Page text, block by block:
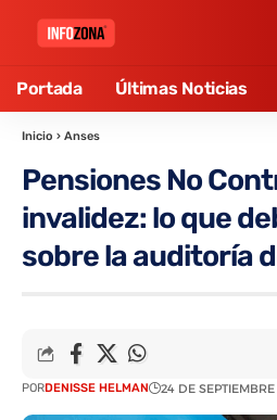
Portada Últimas Noticias
Inicio › Anses
Pensiones No
invalidez: lo que
sobre la auditoría
PORDENISSE HELMAN 24 DE